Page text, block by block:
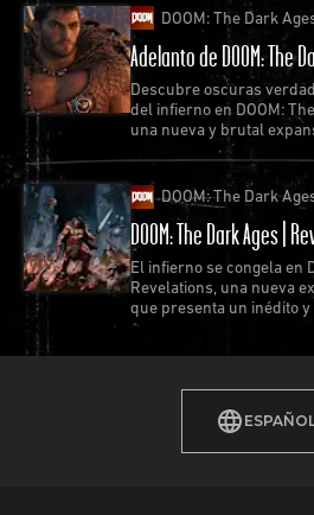
DOOM: The Dark
Adelanto de DOOM: The
Descubre oscuras
del infierno en DOOM:
una nueva y brutal
disponible el 7 de julio.
DOOM: The Dark
DOOM: The Dark Ages |
El infierno se congela en
Revelations, una nueva
que presenta un inédito
del Slayer.